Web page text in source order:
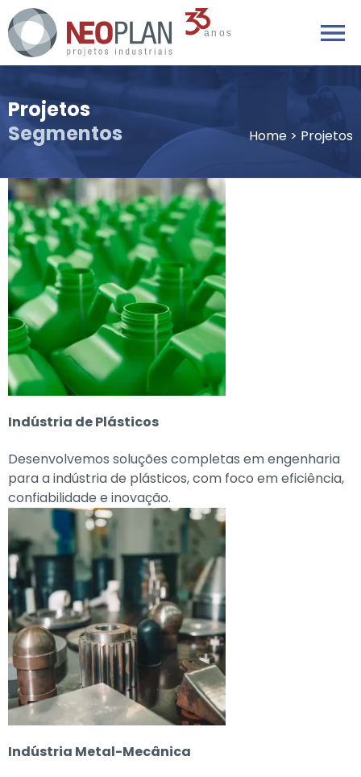
Projetos
Segmentos
Home > Projetos
Indústria de Plásticos
Desenvolvemos soluções completas em engenharia
para a indústria de plásticos, com foco em eficiência,
confiabilidade e inovação.
Indústria Metal-Mecânica